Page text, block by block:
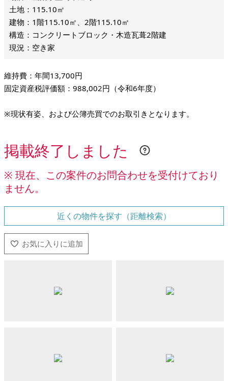
土地：115.10㎡
建物：1階115.10㎡、2階115.10㎡
構造：コンクリートブロック・木造瓦葺2階建
現況：空き家
維持費：年間13,700円
固定資産税評価額：988,002円（令和6年度）
※現状有姿、および公簿売買でのお取引きとなります。
掲載終了しました
※ 現在、この案件のお問合わせを受付けており
ません。
近くの物件を探す（距離検索）